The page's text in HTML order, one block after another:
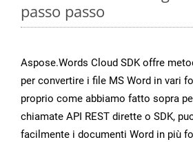
passo passo
Aspose.Words Cloud SDK offre
per convertire i file MS Word in vari
proprio come abbiamo fatto sopra
chiamate API REST dirette o SDK,
facilmente i documenti Word in più